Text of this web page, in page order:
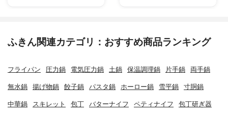
ふきん関連カテゴリ：おすすめ商品ランキング
フライパン 圧力鍋 電気圧力鍋 土鍋 保温調理鍋 片手鍋 両手鍋
無水鍋 揚げ物鍋 餃子鍋 パスタ鍋 ホーロー鍋 雪平鍋 寸胴鍋
中華鍋 スキレット 包丁 バターナイフ ペティナイフ 包丁研ぎ器